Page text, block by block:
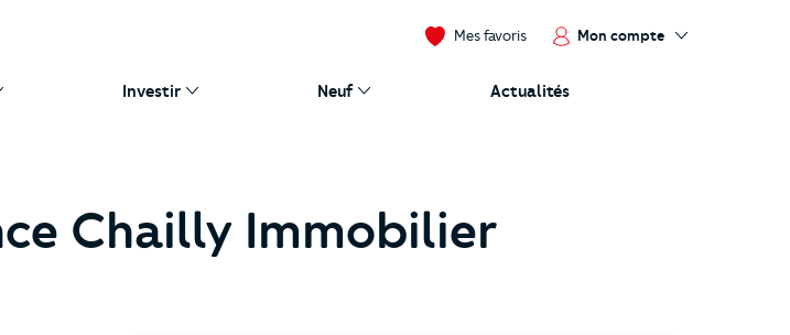
Mes favoris Mon compte
Investir Neuf Actualités
Chailly Immobilier